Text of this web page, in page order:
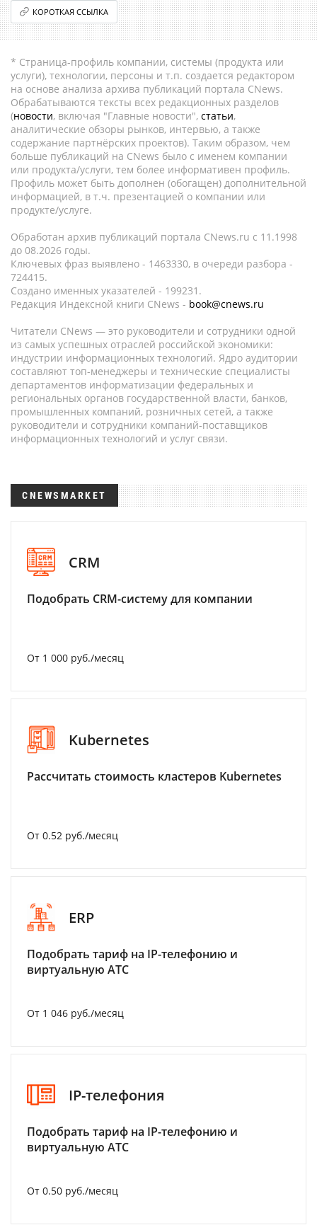
КОРОТКАЯ ССЫЛКА
* Страница-профиль компании, системы (продукта или
услуги), технологии, персоны и т.п. создается редактором
на основе анализа архива публикаций портала CNews.
Обрабатываются тексты всех редакционных разделов
(новости, включая "Главные новости", статьи,
аналитические обзоры рынков, интервью, а также
содержание партнёрских проектов). Таким образом, чем
больше публикаций на CNews было с именем компании
или продукта/услуги, тем более информативен профиль.
Профиль может быть дополнен (обогащен) дополнительной
информацией, в т.ч. презентацией о компании или
продукте/услуге.
Обработан архив публикаций портала CNews.ru c 11.1998
до 08.2026 годы.
Ключевых фраз выявлено - 1463330, в очереди разбора -
724415.
Создано именных указателей - 199231.
Редакция Индексной книги CNews - book@cnews.ru
Читатели CNews — это руководители и сотрудники одной
из самых успешных отраслей российской экономики:
индустрии информационных технологий. Ядро аудитории
составляют топ-менеджеры и технические специалисты
департаментов информатизации федеральных и
региональных органов государственной власти, банков,
промышленных компаний, розничных сетей, а также
руководители и сотрудники компаний-поставщиков
информационных технологий и услуг связи.
CNEWSMARKET
CRM
Подобрать CRM-систему для компании
От 1 000 руб./месяц
Kubernetes
Рассчитать стоимость кластеров Kubernetes
От 0.52 руб./месяц
ERP
Подобрать тариф на IP-телефонию и
виртуальную АТС
От 1 046 руб./месяц
IP-телефония
Подобрать тариф на IP-телефонию и
виртуальную АТС
От 0.50 руб./месяц